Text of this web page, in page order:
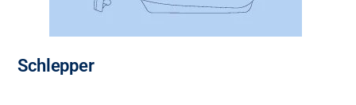
Schlepper